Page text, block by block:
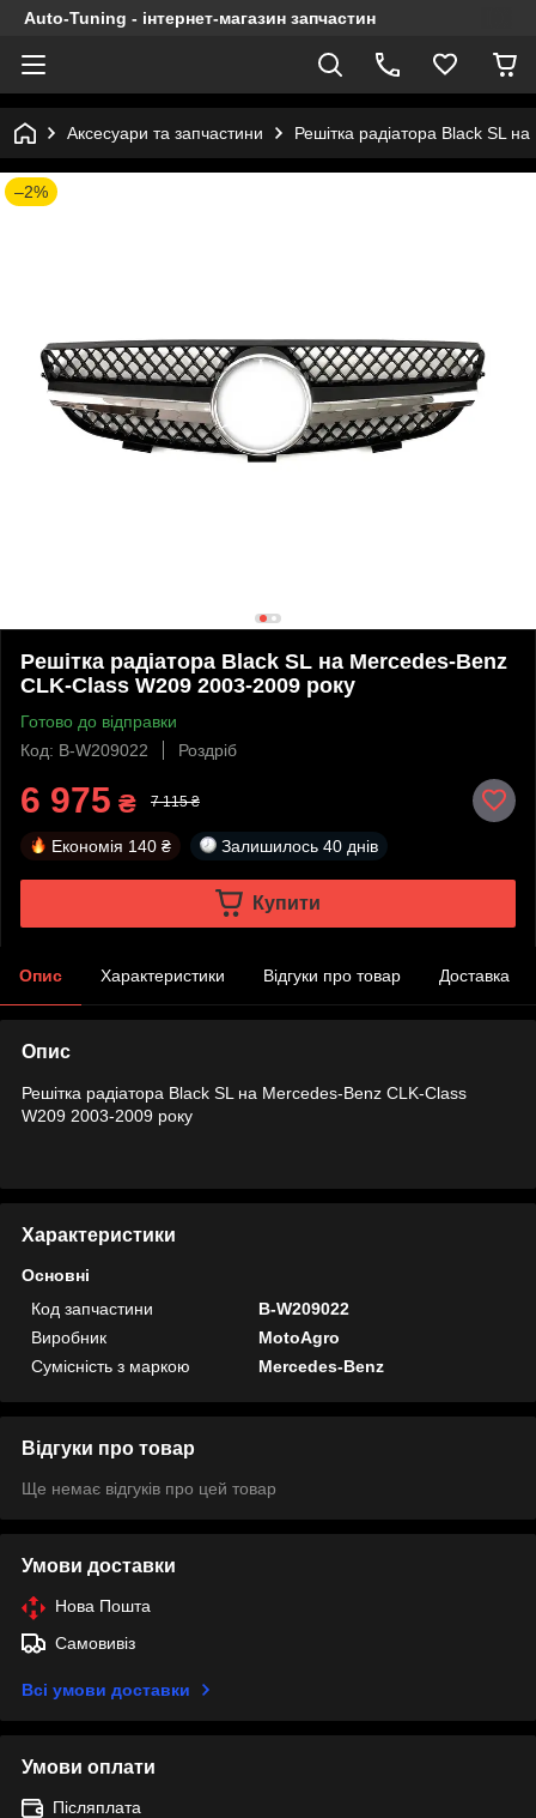
Auto-Tuning - інтернет-магазин запчастин
Аксесуари та запчастини Решітка радіатора Black SL
–2%
Решітка радіатора Black SL на Mercedes-Benz
CLK-Class W209 2003-2009 року
Готово до відправки
Код: B-W209022
Роздріб
6 975 ₴ 7 115 ₴
Економія 140 ₴ Залишилось 40 днів
Купити
Опис Характеристики Відгуки про товар Доставка
Опис
Решітка радіатора Black SL на Mercedes-Benz CLK-Class
W209 2003-2009 року
Характеристики
Основні
Код запчастини
B-W209022
Виробник
MotoAgro
Сумісність з маркою
Mercedes-Benz
Відгуки про товар
Ще немає відгуків про цей товар
Умови доставки
Нова Пошта
Самовивіз
Всі умови доставки
Умови оплати
Післяплата